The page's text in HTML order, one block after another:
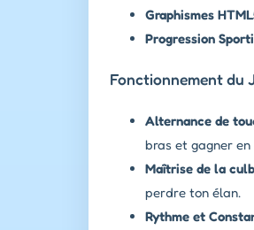
Graphismes
Progression
Fonctionnement du
Alternance de
bras et gagner
Maîtrise de la
perdre ton élan.
Rythme et